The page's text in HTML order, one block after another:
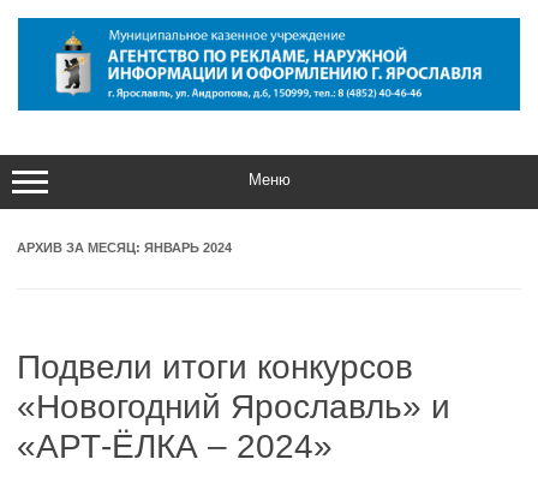
содержимому
Меню
АРХИВ ЗА МЕСЯЦ: ЯНВАРЬ 2024
Подвели итоги конкурсов
«Новогодний Ярославль» и
«АРТ-ЁЛКА – 2024»